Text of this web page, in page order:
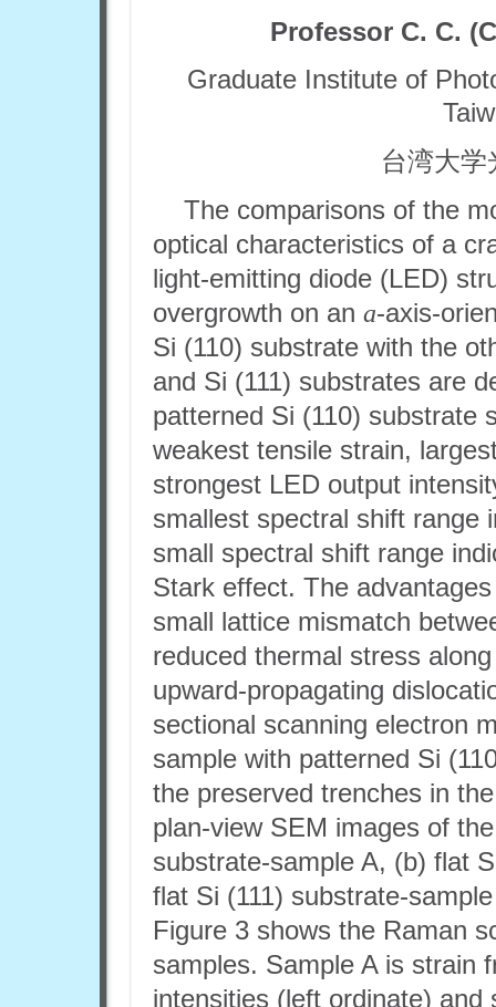
Professor C. C.
Graduate Institute of
台湾大
The comparisons of the
optical characteristics of a
light-emitting diode (LED)
overgrowth on an a-axis-
Si (110) substrate with the
and Si (111) substrates are
patterned Si (110) substrate
weakest tensile strain,
strongest LED output
smallest spectral shift range
small spectral shift range
Stark effect. The
small lattice mismatch
reduced thermal stress
upward-propagating
sectional scanning electron
sample with patterned Si
the preserved trenches in
plan-view SEM images of
substrate-sample A, (b) flat
flat Si (111) substrate-
Figure 3 shows the Raman
samples. Sample A is strain
intensities (left ordinate)